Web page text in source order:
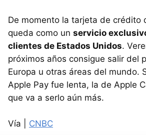
De momento la tarjeta de crédito
queda como un servicio
clientes de Estados Unidos.
próximos años consigue salir del
Europa u otras áreas del mundo.
Apple Pay fue lenta, la de Apple
que va a serlo aún más.
Vía | CNBC